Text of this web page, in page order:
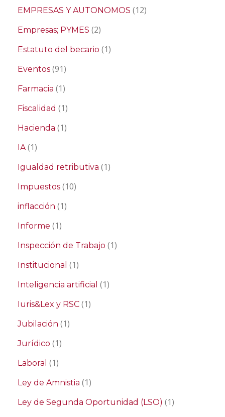
EMPRESAS Y AUTONOMOS (12)
Empresas; PYMES (2)
Estatuto del becario (1)
Eventos (91)
Farmacia (1)
Fiscalidad (1)
Hacienda (1)
IA(1)
Igualdad retributiva (1)
Impuestos (10)
inflacción (1)
Informe (1)
Inspección de Trabajo (1)
Institucional (1)
Inteligencia artificial (1)
Iuris&Lex y RSC (1)
Jubilación (1)
Jurídico (1)
Laboral (1)
Ley de Amnistia (1)
Ley de Segunda Oportunidad (LSO) (1)